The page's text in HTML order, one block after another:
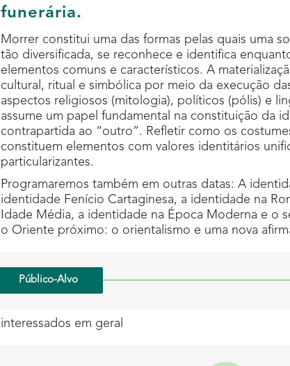
funerária.
Morrer constitui uma das formas pelas quais uma
tão diversificada, se reconhece e identifica
elementos comuns e característicos. A
cultural, ritual e simbólica por meio da execução
aspectos religiosos (mitologia), políticos (pólis) e
assume um papel fundamental na constituição da
contrapartida ao “outro”. Refletir como os
constituem elementos com valores identitários
particularizantes.
Programaremos também em outras datas: A
identidade Fenício Cartaginesa, a identidade na
Idade Média, a identidade na Época Moderna e o
o Oriente próximo: o orientalismo e uma nova
Público-Alvo
interessados em geral